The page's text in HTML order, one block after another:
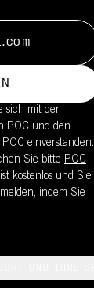
sich mit der
POC und den
POC einverstanden.
Sie bitte POC
kostenlos und Sie
indem Sie